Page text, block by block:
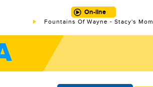
On-line
Fountains Of Wayne - Stacy's Mom